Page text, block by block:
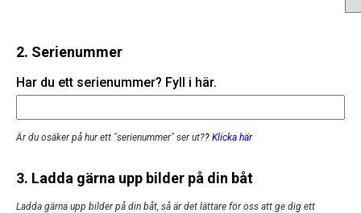
2. Serienummer
Har du ett serienummer? Fyll i här.
Är du osäker på hur ett "serienummer" ser ut?? Klicka här
3. Ladda gärna upp bilder på din båt
Ladda gärna upp bilder på din båt, så är det lättare för oss att ge dig ett